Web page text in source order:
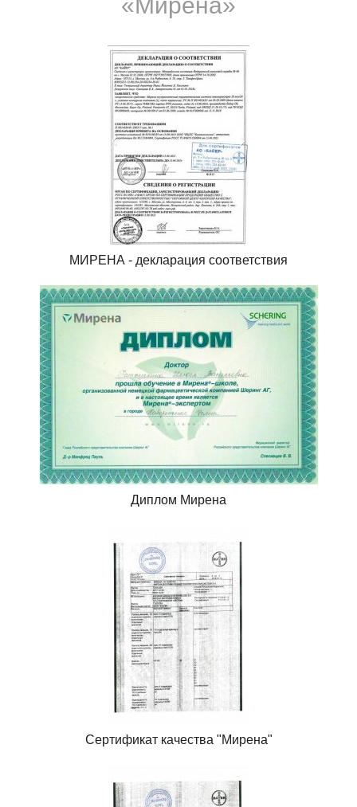
«Мирена»
МИРЕНА - декларация соответствия
Диплом Мирена
Сертификат качества "Мирена"